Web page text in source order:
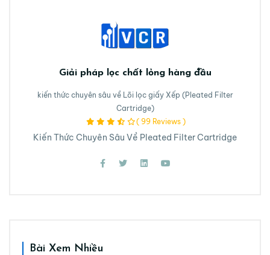
Giải pháp lọc chất lỏng hàng đầu
kiến thức chuyên sâu về Lõi lọc giấy Xếp (Pleated Filter
Cartridge)
( 99 Reviews )
Kiến Thức Chuyên Sâu Về Pleated Filter Cartridge
Bài Xem Nhiều